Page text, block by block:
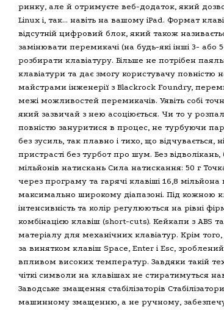
ринку, але й отримуєте веб-додаток, який
Linux і, так… навіть на вашому iPad. Формат
відсутній цифровий блок, який також
замінювати перемикачі (на будь-які інші 3- або
розбирати клавіатуру. Більше не потрібен
клавіатури та дає змогу користувачу повністю
майстрами інженерії з Blackrock Foundry,
межі можливостей перемикачів. Уявіть собі
який зазвичай з нею асоціюється. Чи то у
повністю зануритися в процес, не турбуючи
без зусиль, так плавно і тихо, що відчувається,
пристрасті без турбот про шум. Без
мільйонів натискань Сила натискання: 50 г
через програму та гарячі клавіші 16,8 мільйона
максимально широкому діапазоні. Під кожною
інтенсивність та колір регулюються на рівні
комбінацією клавіш (short-cuts). Кейкапи з ABS
матеріалу для механічних клавіатур. Крім
за винятком клавіш Space, Enter і Esc,
впливом високих температур. Завдяки такій
чіткі символи на клавішах не стиратимуться
Заводське змащення стабілізаторів
машинному змащенню, а не ручному,